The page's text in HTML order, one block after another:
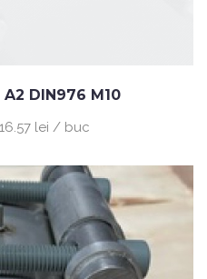
DIN976 M10
16.57 lei / buc